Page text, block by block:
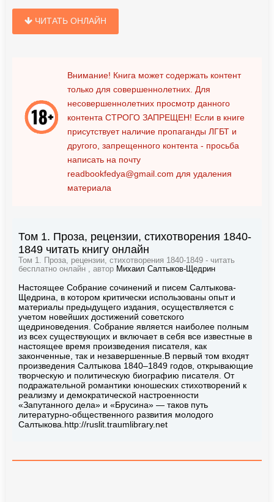
ЧИТАТЬ ОНЛАЙН
Внимание! Книга может содержать контент
только для совершеннолетних. Для
несовершеннолетних просмотр данного
контента СТРОГО ЗАПРЕЩЕН! Если в книге
присутствует наличие пропаганды ЛГБТ и
другого, запрещенного контента - просьба
написать на почту
readbookfedya@gmail.com для удаления
материала
Том 1. Проза, рецензии, стихотворения 1840-
1849 читать книгу онлайн
Том 1. Проза, рецензии, стихотворения 1840-1849 - читать
бесплатно онлайн , автор Михаил Салтыков-Щедрин
Настоящее Собрание сочинений и писем Салтыкова-
Щедрина, в котором критически использованы опыт и
материалы предыдущего издания, осуществляется с
учетом новейших достижений советского
щедриноведения. Собрание является наиболее полным
из всех существующих и включает в себя все известные в
настоящее время произведения писателя, как
законченные, так и незавершенные.В первый том входят
произведения Салтыкова 1840–1849 годов, открывающие
творческую и политическую биографию писателя. От
подражательной романтики юношеских стихотворений к
реализму и демократической настроенности
«Запутанного дела» и «Брусина» — таков путь
литературно-общественного развития молодого
Салтыкова.http://ruslit.traumlibrary.net